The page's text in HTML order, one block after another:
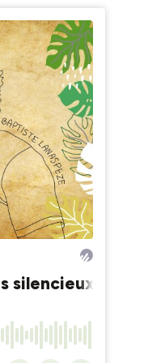
silencieux : 60